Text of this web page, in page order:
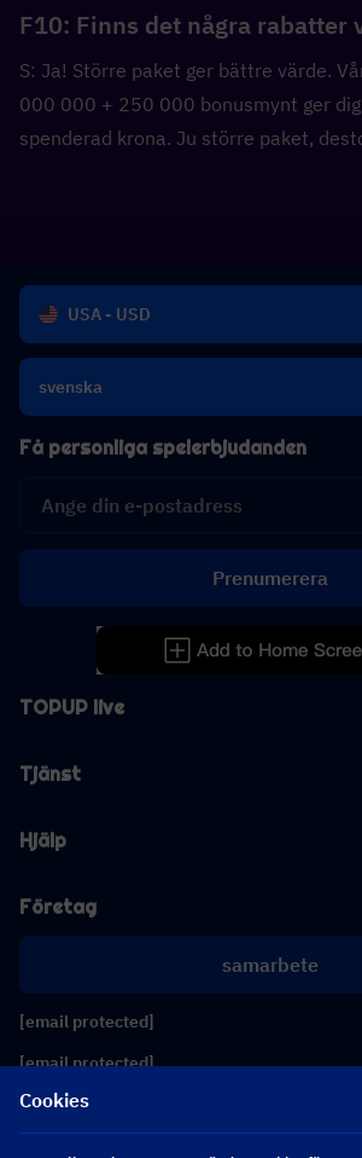
F10: Finns det några rabatter
S: Ja! Större paket ger bättre värde.
000 000 + 250 000 bonusmynt ger
spenderad krona. Ju större paket,
USA - USD
svenska
TOPUP live
Tjänst
Hjälp
Företag
samarbete
[email protected]
[email protected]
Få personliga spelerbjudanden
Prenumerera
Följ oss
Cookies